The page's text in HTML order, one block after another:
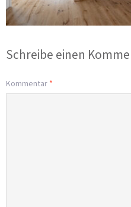
Schreibe einen
Kommentar *